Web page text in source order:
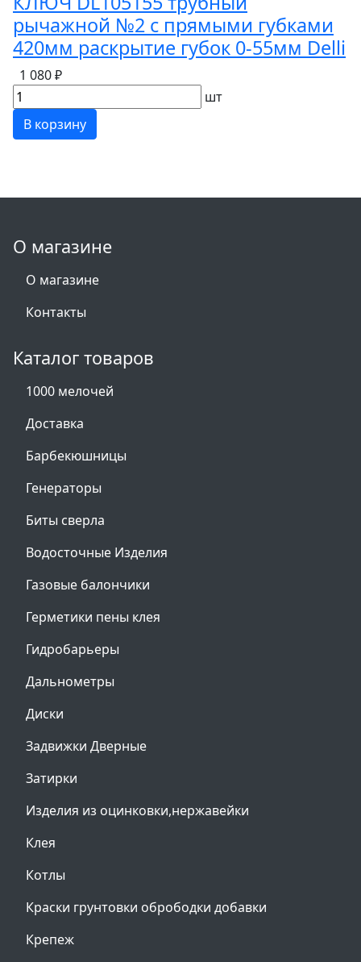
рычажной №2 с прямыми губками
420мм раскрытие губок 0-55мм Delli
1 080 ₽
шт
В корзину
О магазине
О магазине
Контакты
Каталог товаров
1000 мелочей
Доставка
Барбекюшницы
Генераторы
Биты сверла
Водосточные Изделия
Газовые балончики
Герметики пены клея
Гидробарьеры
Дальнометры
Диски
Задвижки Дверные
Затирки
Изделия из оцинковки,нержавейки
Клея
Котлы
Краски грунтовки обрободки добавки
Крепеж